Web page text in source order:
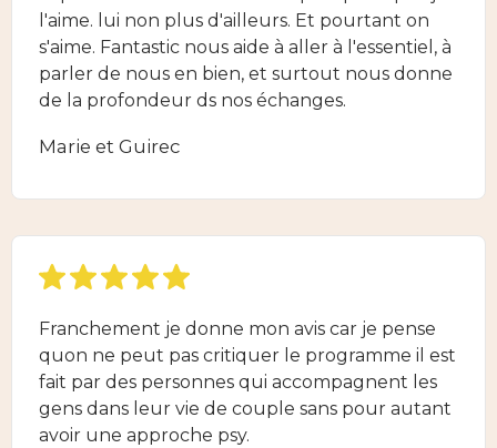
l'aime. lui non plus d'ailleurs. Et pourtant on
s'aime. Fantastic nous aide à aller à l'essentiel, à
parler de nous en bien, et surtout nous donne
de la profondeur ds nos échanges.
Marie et Guirec
Franchement je donne mon avis car je pense
quon ne peut pas critiquer le programme il est
fait par des personnes qui accompagnent les
gens dans leur vie de couple sans pour autant
avoir une approche psy.